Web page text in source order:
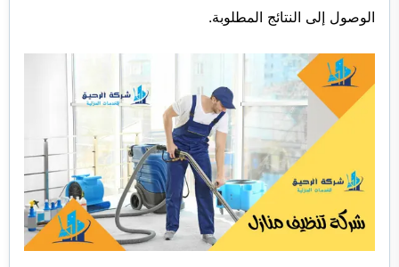
الوصول إلى النتائج المطلوبة.